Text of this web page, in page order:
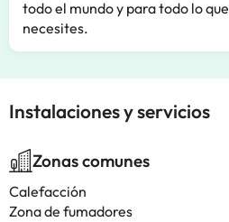
todo el mundo y para todo lo que
necesites.
Instalaciones y servicios
Zonas comunes
Calefacción
Zona de fumadores